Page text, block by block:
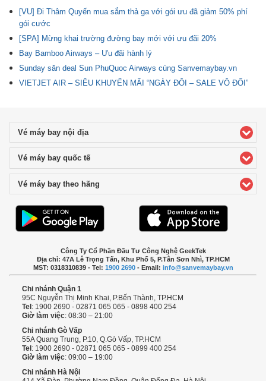
[VU] Đi Thâm Quyến mua sắm thả ga với gói ưu đã giảm 50% phí
gói cước
[SPA] Mừng khai trường đường bay mới với ưu đãi 20%
Bay Bamboo Airways – Ưu đãi hành lý
Sunday săn deal Sun PhuQuoc Airways cùng Sanvemaybay.vn
VIETJET AIR – SIÊU KHUYẾN MÃI “NGÀY ĐÔI – SALE VÔ ĐỐI”
Vé máy bay nội địaclick to expand contents
Vé máy bay quốc tếclick to expand contents
Vé máy bay theo hãng
Công Ty Cổ Phần Đầu Tư Công Nghệ GeekTek
Địa chỉ: 47A Lê Trọng Tấn, Khu Phố 5, P.Tân Sơn Nhì, TP.HCM
MST: 0318310839 - Tel: 1900 2690- Email: info@sanvemaybay.vn
Chi nhánh Quận 1
95C Nguyễn Thị Minh Khai, P.Bến Thành, TP.HCM
Tel: 1900 2690 - 02871 065 065 - 0898 400 254
Giờ làm việc: 08:30 – 21:00
Chi nhánh Gò Vấp
55A Quang Trung, P.10, Q.Gò Vấp, TP.HCM
Tel: 1900 2690 - 02871 065 065 - 0899 400 254
Giờ làm việc: 09:00 – 19:00
Chi nhánh Hà Nội